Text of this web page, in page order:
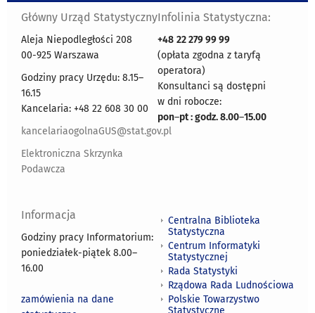
Główny Urząd Statystyczny
Aleja Niepodległości 208
00-925 Warszawa
Godziny pracy Urzędu: 8.15–
16.15
Kancelaria: +48 22 608 30 00
kancelariaogolnaGUS@stat.gov.pl
Elektroniczna Skrzynka
Podawcza
Infolinia Statystyczna:
+48 22 279 99 99
(opłata zgodna z taryfą
operatora)
Konsultanci są dostępni
w dni robocze:
pon–pt : godz. 8.00–15.00
Informacja
Godziny pracy Informatorium:
poniedziałek-piątek 8.00–
16.00
zamówienia na dane
Centralna Biblioteka
Statystyczna
Centrum Informatyki
Statystycznej
Rada Statystyki
Rządowa Rada Ludnościowa
Polskie Towarzystwo
Statystyczne